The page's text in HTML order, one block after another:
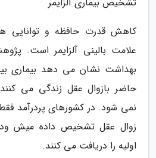
کاهش قدرت حافظه و توانایی
علامت بالینی آلزایمر است.
بهداشت نشان می دهد بیماری
حاضر بازوال عقل زندگی می
زوال عقل تشخیص داده میش ود
اولیه را دریافت می کنند.